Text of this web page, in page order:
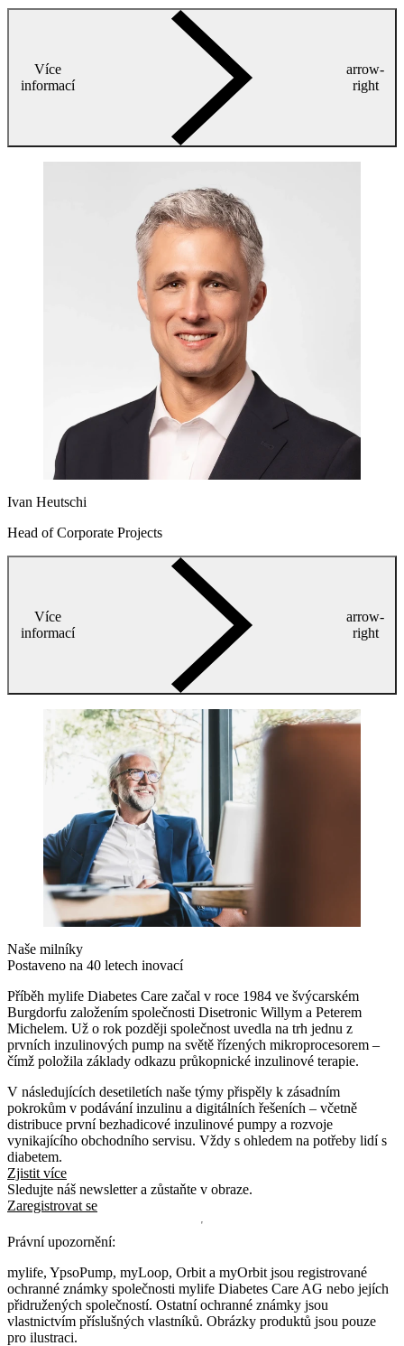
Více
informací
arrow-
right
Ivan Heutschi
Head of Corporate Projects
Více
informací
arrow-
right
Naše milníky
Postaveno na 40 letech inovací
Příběh mylife Diabetes Care začal v roce 1984 ve švýcarském
Burgdorfu založením společnosti Disetronic Willym a Peterem
Michelem. Už o rok později společnost uvedla na trh jednu z
prvních inzulinových pump na světě řízených mikroprocesorem –
čímž položila základy odkazu průkopnické inzulinové terapie.
V následujících desetiletích naše týmy přispěly k zásadním
pokrokům v podávání inzulinu a digitálních řešeních – včetně
distribuce první bezhadicové inzulinové pumpy a rozvoje
vynikajícího obchodního servisu. Vždy s ohledem na potřeby lidí s
diabetem.
Zjistit více
Sledujte náš newsletter a zůstaňte v obraze.
Zaregistrovat se
Právní upozornění:
mylife, YpsoPump, myLoop, Orbit a myOrbit jsou registrované
ochranné známky společnosti mylife Diabetes Care AG nebo jejích
přidružených společností. Ostatní ochranné známky jsou
vlastnictvím příslušných vlastníků. Obrázky produktů jsou pouze
pro ilustraci.